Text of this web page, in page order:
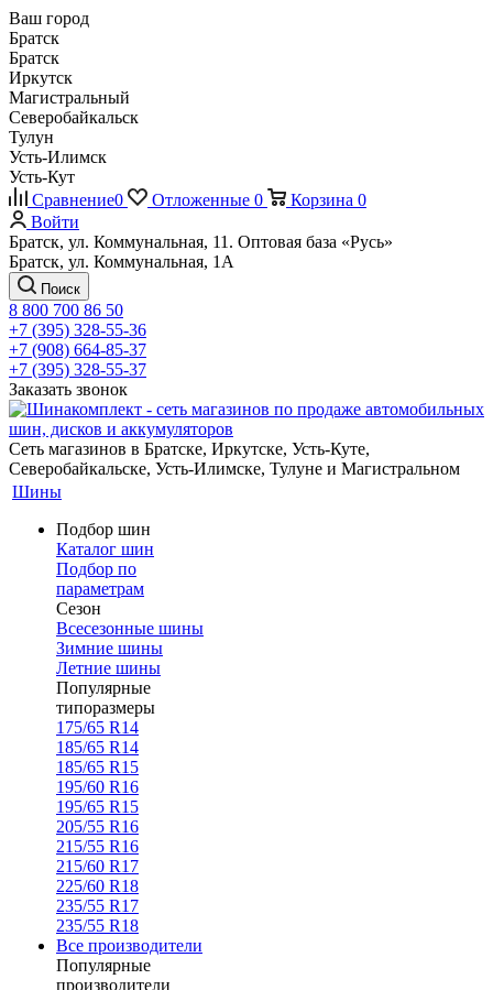
Ваш город
Братск
Братск
Иркутск
Магистральный
Северобайкальск
Тулун
Усть-Илимск
Усть-Кут
Сравнение0 Отложенные 0 Корзина 0
Войти
Братск, ул. Коммунальная, 11. Оптовая база «Русь»
Братск, ул. Коммунальная, 1А
Поиск
8 800 700 86 50
+7 (395) 328-55-36
+7 (908) 664-85-37
+7 (395) 328-55-37
Заказать звонок
Сеть магазинов в Братске, Иркутске, Усть-Куте,
Северобайкальске, Усть-Илимске, Тулуне и Магистральном
Шины
Подбор шин
Каталог шин
Подбор по
параметрам
Сезон
Всесезонные шины
Зимние шины
Летние шины
Популярные
типоразмеры
175/65 R14
185/65 R14
185/65 R15
195/60 R16
195/65 R15
205/55 R16
215/55 R16
215/60 R17
225/60 R18
235/55 R17
235/55 R18
Все производители
Популярные
производители